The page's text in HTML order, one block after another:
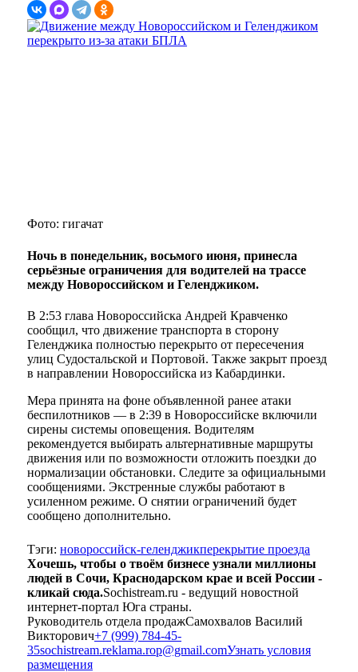
Фото: гигачат
Ночь в понедельник, восьмого июня, принесла
серьёзные ограничения для водителей на трассе
между Новороссийском и Геленджиком.
В 2:53 глава Новороссийска Андрей Кравченко
сообщил, что движение транспорта в сторону
Геленджика полностью перекрыто от пересечения
улиц Судостальской и Портовой. Также закрыт проезд
в направлении Новороссийска из Кабардинки.
Мера принята на фоне объявленной ранее атаки
беспилотников — в 2:39 в Новороссийске включили
сирены системы оповещения. Водителям
рекомендуется выбирать альтернативные маршруты
движения или по возможности отложить поездки до
нормализации обстановки. Следите за официальными
сообщениями. Экстренные службы работают в
усиленном режиме. О снятии ограничений будет
сообщено дополнительно.
Тэги: новороссийск-геленджикперекрытие проезда
Хочешь, чтобы о твоём бизнесе узнали миллионы
людей в Сочи, Краснодарском крае и всей России -
кликай сюда.Sochistream.ru - ведущий новостной
интернет-портал Юга страны.
Руководитель отдела продажСамохвалов Василий
Викторович+7 (999) 784-45-
35sochistream.reklama.rop@gmail.comУзнать условия
размещения